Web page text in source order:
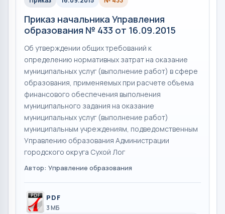
Приказ начальника Управления
образования № 433 от 16.09.2015
Об утверждении общих требований к
определению нормативных затрат на оказание
муниципальных услуг (выполнение работ) в сфере
образования, применяемых при расчете объема
финансового обеспечения выполнения
муниципального задания на оказание
муниципальных услуг (выполнение работ)
муниципальным учреждениям, подведомственным
Управлению образования Администрации
городского округа Сухой Лог
Автор: Управление образования
PDF
3 МБ